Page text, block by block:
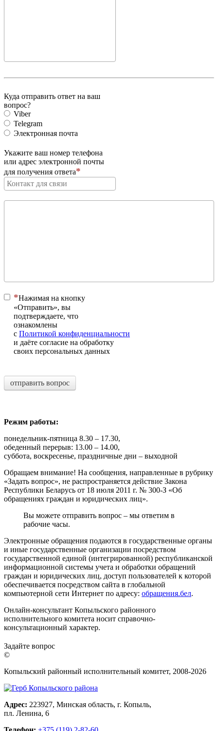
Куда отправить ответ на ваш
вопрос?
Viber
Telegram
Электронная почта
Укажите ваш номер телефона
или адрес электронной почты
для получения ответа
Нажимая на кнопку
«Отправить», вы
подтверждаете, что
ознакомлены
с Политикой конфиденциальности
и даёте согласие на обработку
своих персональных данных
отправить вопрос
Режим работы:
понедельник-пятница 8.30 – 17.30,
обеденный перерыв: 13.00 – 14.00,
суббота, воскресенье, праздничные дни – выходной
Обращаем внимание! На сообщения, направленные в рубрику
«Задать вопрос», не распространяется действие Закона
Республики Беларусь от 18 июля 2011 г. № 300-З «Об
обращениях граждан и юридических лиц».
Вы можете отправить вопрос – мы ответим в
рабочие часы.
Электронные обращения подаются в государственные органы
и иные государственные организации посредством
государственной единой (интегрированной) республиканской
информационной системы учета и обработки обращений
граждан и юридических лиц, доступ пользователей к которой
обеспечивается посредством сайта в глобальной
компьютерной сети Интернет по адресу: обращения.бел.
Онлайн-консультант Копыльского районного
исполнительного комитета носит справочно-
консультационный характер.
Задайте вопрос
©
Копыльский районный исполнительный комитет, 2008-2026
Адрес: 223927, Минская область, г. Копыль,
пл. Ленина, 6